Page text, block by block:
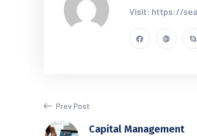
Visit: https://
Prev Post
Capital Management